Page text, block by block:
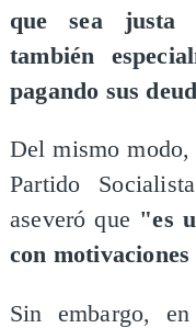
que sea justa
también
pagando sus
Del mismo modo,
Partido
aseveró que "es
con
Sin embargo,